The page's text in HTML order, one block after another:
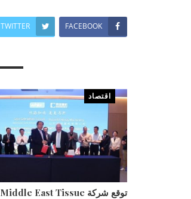
FACEBOOK
TWITTER
اقتصاد
توقع شركة Middle East Tissue